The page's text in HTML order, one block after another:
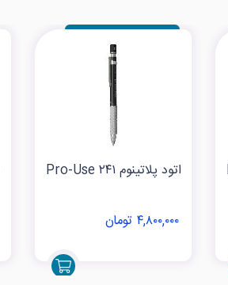
اتود پلاتینوم Pro-Use ۲۴۱
۴,۸۰۰,۰۰۰ تومان